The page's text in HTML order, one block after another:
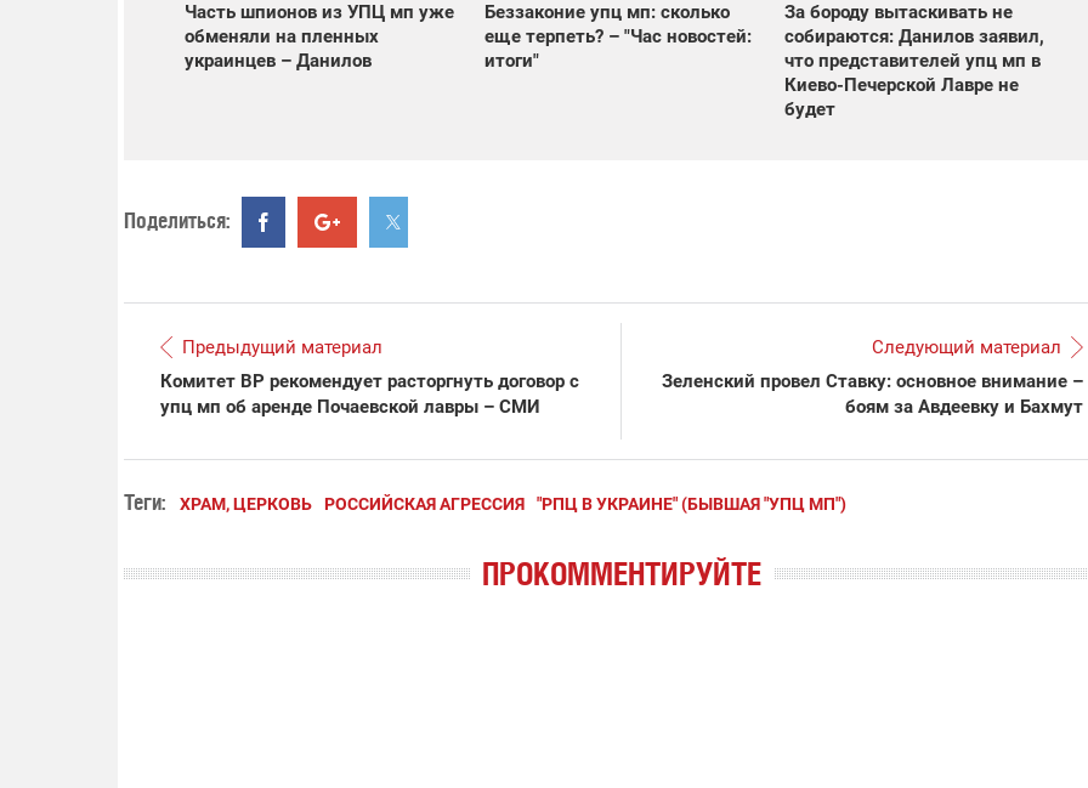
Часть шпионов из УПЦ мп уже
обменяли на пленных
украинцев – Данилов
Беззаконие упц мп: сколько
еще терпеть? – "Час новостей:
итоги"
За бороду вытаскивать не
собираются: Данилов заявил,
что представителей упц мп в
Киево-Печерской Лавре не
будет
Поделиться:
Предыдущий материал
Комитет ВР рекомендует расторгнуть договор с
упц мп об аренде Почаевской лавры – СМИ
Следующий материал
Зеленский провел Ставку: основное внимание –
боям за Авдеевку и Бахмут
Теги: ХРАМ, ЦЕРКОВЬ РОССИЙСКАЯ АГРЕССИЯ "РПЦ В УКРАИНЕ" (БЫВШАЯ "УПЦ МП")
ПРОКОММЕНТИРУЙТЕ